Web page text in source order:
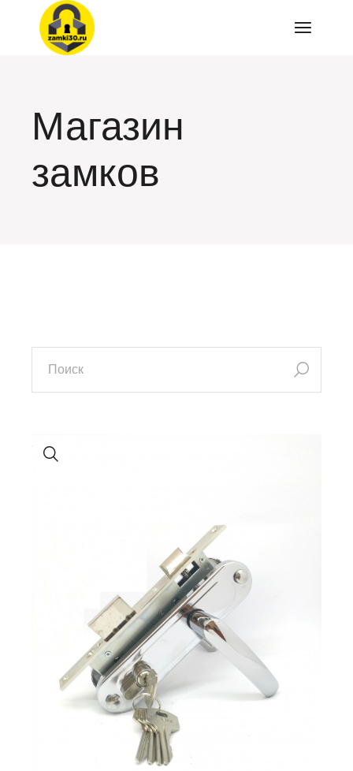
Перейти
содержимому
Магазин
замков
искать: